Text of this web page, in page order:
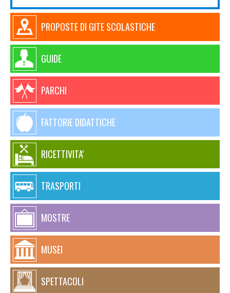
PROPOSTE DI GITE SCOLASTICHE
GUIDE
PARCHI
FATTORIE DIDATTICHE
RICETTIVITA'
TRASPORTI
MOSTRE
MUSEI
SPETTACOLI